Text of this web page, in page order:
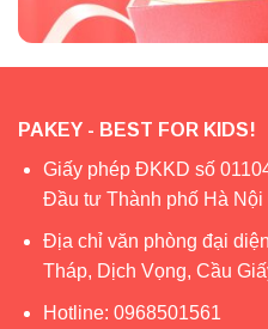
PAKEY - BEST FOR KIDS!
Giấy phép ĐKKD số
Đầu tư Thành phố Hà Nội
Địa chỉ văn phòng đại
Tháp, Dịch Vọng, Cầu
Hotline: 0968501561